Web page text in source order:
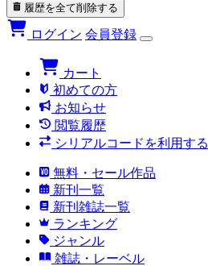
履歴を全て削除する
ログイン 会員登録
カート
初めての方
お知らせ
閲覧履歴
シリアルコードを利用する
無料・セール作品
新刊一覧
新刊雑誌一覧
ランキング
ジャンル
雑誌・レーベル